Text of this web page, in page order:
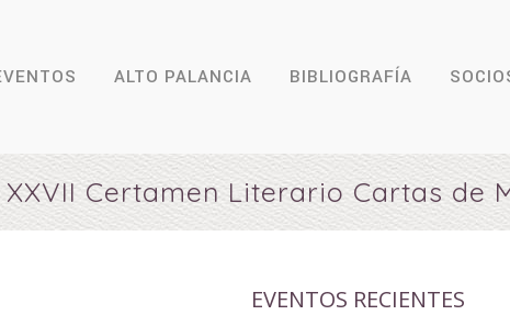
ALTO PALANCIA BIBLIOGRAFÍA
Certamen Literario Cartas de
EVENTOS RECIENTES